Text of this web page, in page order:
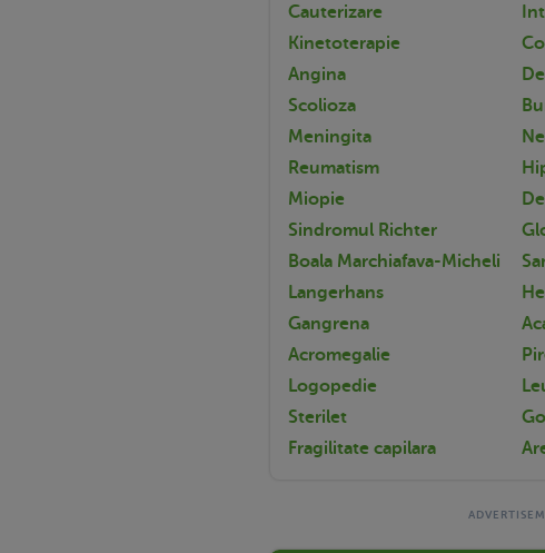
Cauterizare
Kinetoterapie
Angina
Scolioza
Meningita
Reumatism
Miopie
Sindromul Richter
Boala Marchiafava-Micheli
Langerhans
Gangrena
Acromegalie
Logopedie
Sterilet
Fragilitate capilara